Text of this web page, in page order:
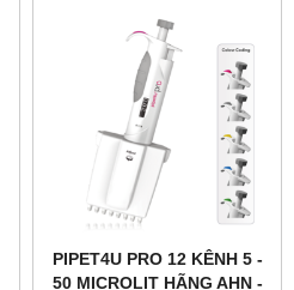
PIPET4U PRO 12 KÊNH 5 -
50 MICROLIT HÃNG AHN -